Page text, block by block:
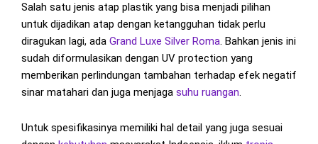
Salah satu jenis atap plastik yang bisa menjadi pilihan
untuk dijadikan atap dengan ketangguhan tidak perlu
diragukan lagi, ada Grand Luxe Silver Roma. Bahkan jenis ini
sudah diformulasikan dengan UV protection yang
memberikan perlindungan tambahan terhadap efek negatif
sinar matahari dan juga menjaga suhu ruangan.
Untuk spesifikasinya memiliki hal detail yang juga sesuai